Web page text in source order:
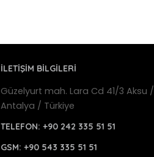
İLETİŞİM BİLGİLERİ
Güzelyurt mah. Lara Cd 41/3 Aksu /
Antalya / Türkiye
TELEFON:+90 242 335 51 51
GSM:+90 543 335 51 51